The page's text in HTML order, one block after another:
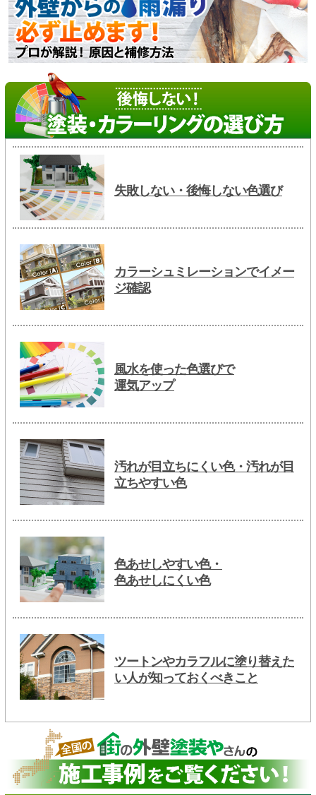
失敗しない・後悔しない色選び
カラーシュミレーションでイメー
ジ確認
風水を使った色選びで
運気アップ
汚れが目立ちにくい色・汚れが目
立ちやすい色
色あせしやすい色・
色あせしにくい色
ツートンやカラフルに塗り替えた
い人が知っておくべきこと